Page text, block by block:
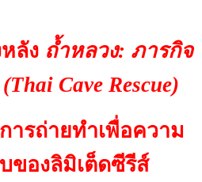
หลัง ถ้ำหลวง: ภารกิจ
Thai Cave Rescue)
รถ่ายทำเพื่อความ
องลิมิเต็ดซีรีส์